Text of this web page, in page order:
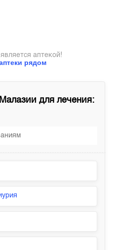
рядом
аптекой!
Малазии для лечения: